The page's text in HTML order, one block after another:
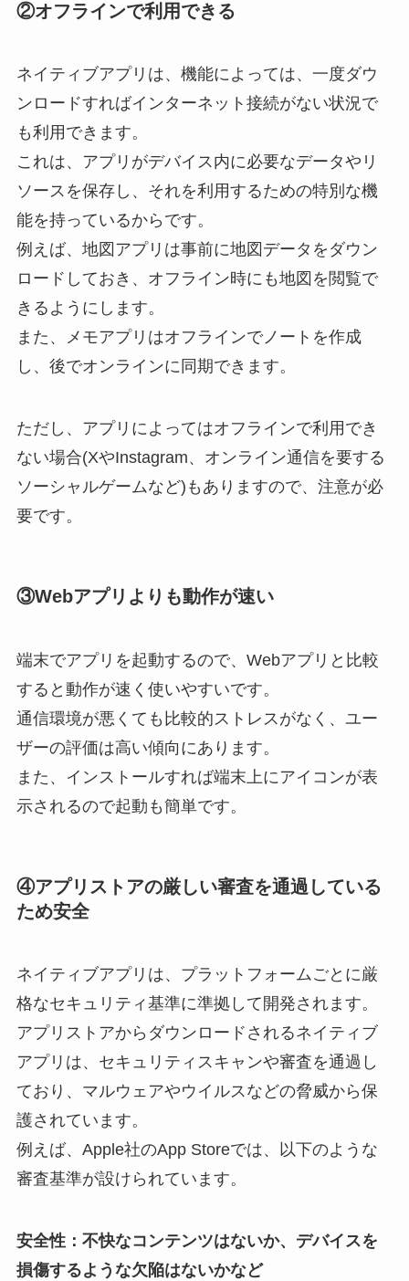
②オフラインで利用できる
ネイティブアプリは、機能によっては、一度ダウ
ンロードすればインターネット接続がない状況で
も利用できます。
これは、アプリがデバイス内に必要なデータやリ
ソースを保存し、それを利用するための特別な機
能を持っているからです。
例えば、地図アプリは事前に地図データをダウン
ロードしておき、オフライン時にも地図を閲覧で
きるようにします。
また、メモアプリはオフラインでノートを作成
し、後でオンラインに同期できます。
ただし、アプリによってはオフラインで利用でき
ない場合(XやInstagram、オンライン通信を要する
ソーシャルゲームなど)もありますので、注意が必
要です。
③Webアプリよりも動作が速い
端末でアプリを起動するので、Webアプリと比較
すると動作が速く使いやすいです。
通信環境が悪くても比較的ストレスがなく、ユー
ザーの評価は高い傾向にあります。
また、インストールすれば端末上にアイコンが表
示されるので起動も簡単です。
④アプリストアの厳しい審査を通過している
ため安全
ネイティブアプリは、プラットフォームごとに厳
格なセキュリティ基準に準拠して開発されます。
アプリストアからダウンロードされるネイティブ
アプリは、セキュリティスキャンや審査を通過し
ており、マルウェアやウイルスなどの脅威から保
護されています。
例えば、Apple社のApp Storeでは、以下のような
審査基準が設けられています。
安全性：不快なコンテンツはないか、デバイスを
損傷するような欠陥はないかなど